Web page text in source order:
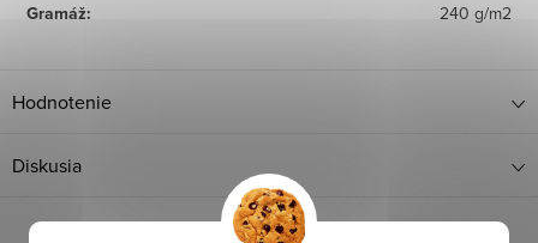
Gramáž: 240 g/m2
Hodnotenie
Diskusia